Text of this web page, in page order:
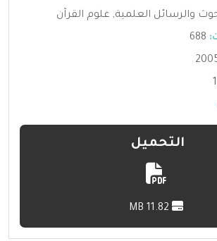
والرسائل العلمية, علوم القرآن
688
التحميل